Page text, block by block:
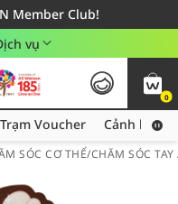
Member Club!
hàng từ 249,000Đ
khu vực TP. Hồ Chí Minh
vụ
0
Thu thập thêm voucher hot tại Trạm Voucher Voucher Cảnh báo
SÓC CƠ THỂ/CHĂM SÓC